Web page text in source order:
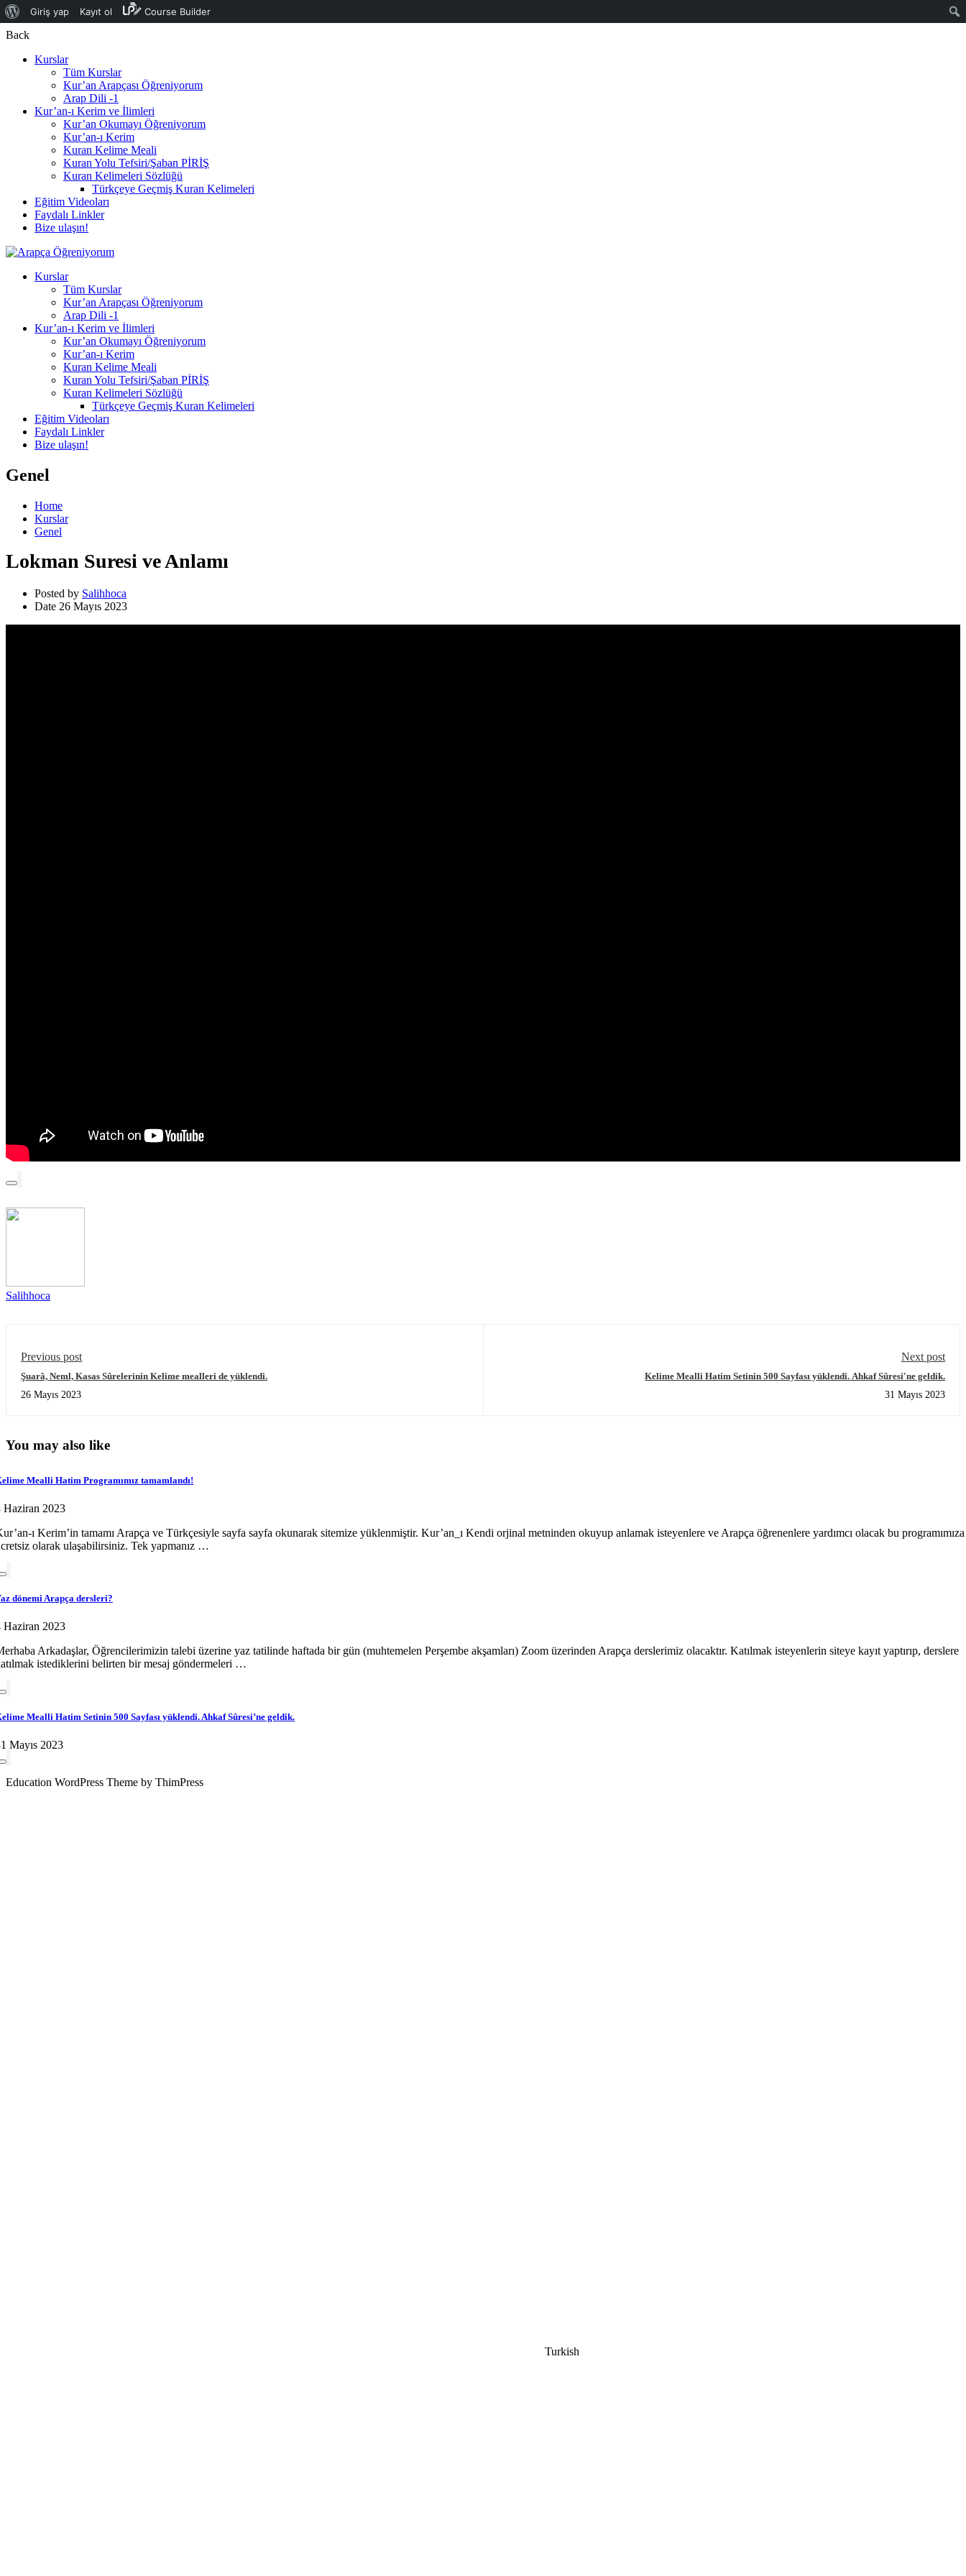
Giriş yap Kayıt ol Course Builder
Back
Kurslar
Tüm Kurslar
Kur’an Arapçası Öğreniyorum
Arap Dili -1
Kur’an-ı Kerim ve İlimleri
Kur’an Okumayı Öğreniyorum
Kur’an-ı Kerim
Kuran Kelime Meali
Kuran Yolu Tefsiri/Şaban PİRİŞ
Kuran Kelimeleri Sözlüğü
Türkçeye Geçmiş Kuran Kelimeleri
Eğitim Videoları
Faydalı Linkler
Bize ulaşın!
Kurslar
Tüm Kurslar
Kur’an Arapçası Öğreniyorum
Arap Dili -1
Kur’an-ı Kerim ve İlimleri
Kur’an Okumayı Öğreniyorum
Kur’an-ı Kerim
Kuran Kelime Meali
Kuran Yolu Tefsiri/Şaban PİRİŞ
Kuran Kelimeleri Sözlüğü
Türkçeye Geçmiş Kuran Kelimeleri
Eğitim Videoları
Faydalı Linkler
Bize ulaşın!
Genel
Home
Kurslar
Genel
Lokman Suresi ve Anlamı
Posted by Salihhoca
Date 26 Mayıs 2023
Salihhoca
Previous post
Şuarâ, Neml, Kasas Sûrelerinin Kelime mealleri de yüklendi.
26 Mayıs 2023
Next post
Kelime Mealli Hatim Setinin 500 Sayfası yüklendi. Ahkaf Sûresi'ne geldik.
31 Mayıs 2023
You may also like
Mealli Hatim Programımız tamamlandı!
Haziran 2023
ı Kerim’in tamamı Arapça ve Türkçesiyle sayfa sayfa okunarak sitemize yüklenmiştir. Kur’an_ı Kendi orjinal metninden okuyup anlamak isteyenlere ve Arapça öğrenenlere yardımcı olacak bu programımıza
olarak ulaşabilirsiniz. Tek yapmanız …
dönemi Arapça dersleri?
Haziran 2023
Arkadaşlar, Öğrencilerimizin talebi üzerine yaz tatilinde haftada bir gün (muhtemelen Perşembe akşamları) Zoom üzerinden Arapça derslerimiz olacaktır. Katılmak isteyenlerin siteye kayıt yaptırıp, derslere
istediklerini belirten bir mesaj göndermeleri …
Mealli Hatim Setinin 500 Sayfası yüklendi. Ahkaf Sûresi’ne geldik.
Mayıs 2023
Education WordPress Theme by ThimPress
Turkish